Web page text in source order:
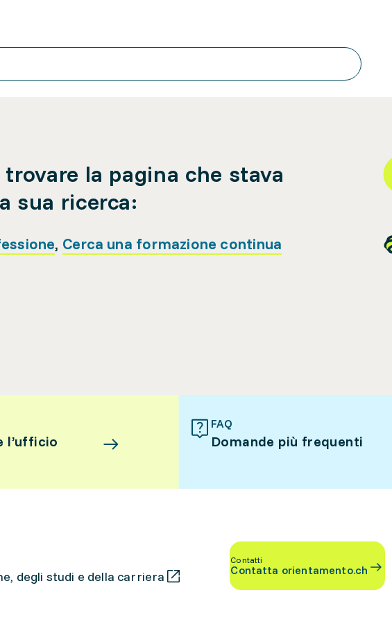
la pagina che stava
sua ricerca:
, Cerca una formazione continua
l’ufficio
FAQ
Domande più frequenti
degli studi e della carriera
Contatti
Contatta orientamento.ch